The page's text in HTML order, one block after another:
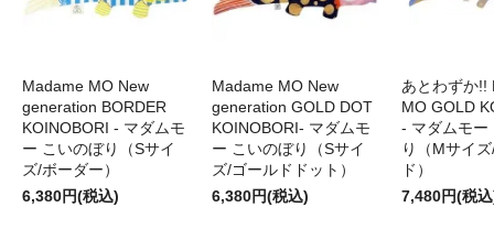
Madame MO New
generation BORDER
KOINOBORI - マダムモ
ー こいのぼり（Sサイ
ズ/ボーダー）
6,380円(税込)
Madame MO New
generation GOLD DOT
KOINOBORI- マダムモ
ー こいのぼり（Sサイ
ズ/ゴールドドット）
6,380円(税込)
あとわずか!!
MO GOLD
- マダムモー
り（Mサイ
ド）
7,480円(税